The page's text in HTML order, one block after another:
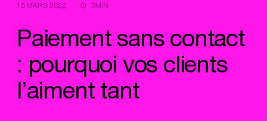
15 MARS 2022 3MIN
Paiement sans contact
: pourquoi vos clients
l’aiment tant